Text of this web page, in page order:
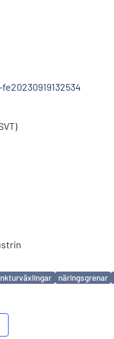
näringsgrenar